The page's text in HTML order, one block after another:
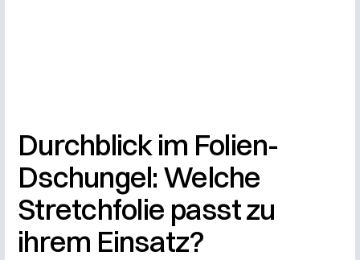
Durchblick im Folien-
Dschungel: Welche
Stretchfolie passt zu
ihrem Einsatz?